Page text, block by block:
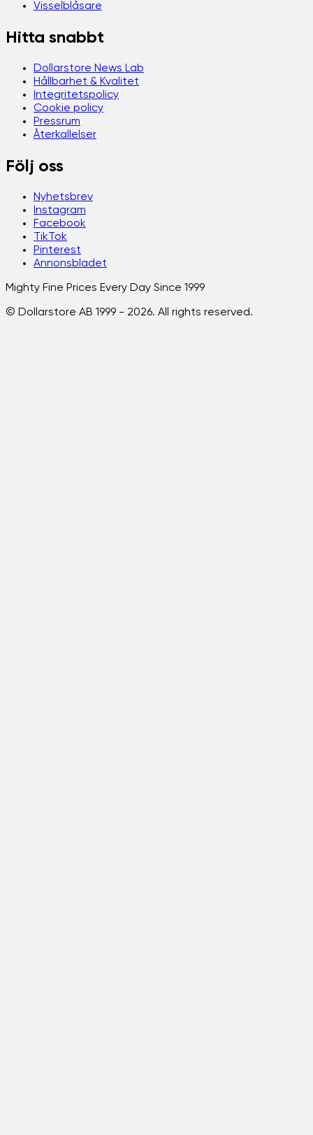
Visselblåsare
Hitta snabbt
Dollarstore News Lab
Hållbarhet & Kvalitet
Integritetspolicy
Cookie policy
Pressrum
Återkallelser
Följ oss
Nyhetsbrev
Instagram
Facebook
TikTok
Pinterest
Annonsbladet
Mighty Fine Prices Every Day Since 1999
© Dollarstore AB 1999 - 2026. All rights reserved.